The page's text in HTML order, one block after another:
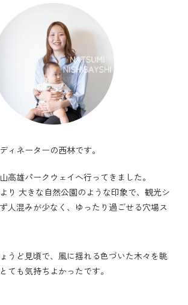
ィネーターの西林です。
高雄パークウェイへ行ってきました。
り 大きな自然公園のような印象で、観光シ
人混みが少なく、ゆったり過ごせる穴場ス
うど見頃で、風に揺れる色づいた木々を眺
ても気持ちよかったです。